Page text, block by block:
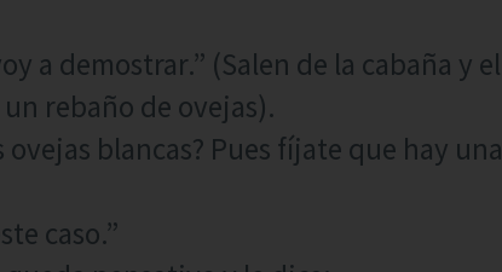
a demostrar.” (Salen de la cabaña y el
rebaño de ovejas).
ovejas blancas? Pues fíjate que hay una
caso.”